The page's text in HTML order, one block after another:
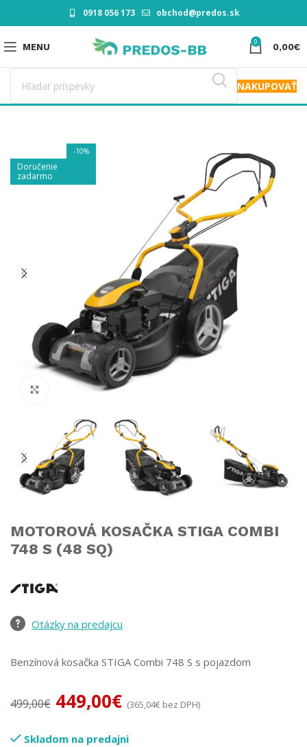
0918 056 173 obchod@predos.sk
MENU 0 0,00€
NAKUPOVAŤ
-10%
Doručenie
zadarmo
Click to enlarge
MOTOROVÁ KOSAČKA STIGA COMBI
748 S (48 SQ)
Otázky na predajcu
Benzínová kosačka STIGA Combi 748 S s pojazdom
499,00€ 449,00€ (365,04€ bez DPH)
Skladom na predajni